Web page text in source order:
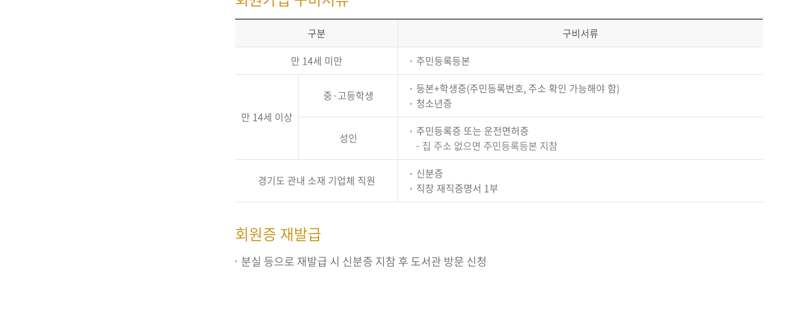
구분
구비서류
만 14세 미만
주민등록등본
만 14세 이상
중·고등학생
등본+학생증(주민등록번호, 주소 확인 가능해야 함)
청소년증
성인
주민등록증 또는 운전면허증
집 주소 없으면 주민등록등본 지참
경기도 관내 소재 기업체 직원
신분증
직장 재직증명서 1부
회원증 재발급
분실 등으로 재발급 시 신분증 지참 후 도서관 방문 신청